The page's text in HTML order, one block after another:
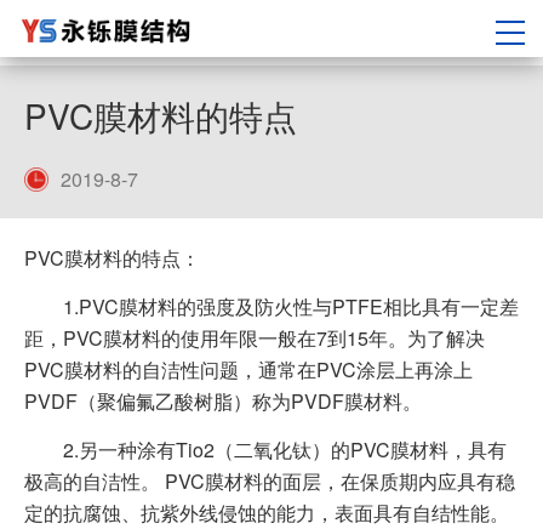
PVC膜材料的特点
2019-8-7
PVC膜材料的特点：
1.PVC膜材料的强度及防火性与PTFE相比具有一定差
距，PVC膜材料的使用年限一般在7到15年。为了解决
PVC膜材料的自洁性问题，通常在PVC涂层上再涂上
PVDF（聚偏氟乙酸树脂）称为PVDF膜材料。
2.另一种涂有Tio2（二氧化钛）的PVC膜材料，具有
极高的自洁性。 PVC膜材料的面层，在保质期内应具有稳
定的抗腐蚀、抗紫外线侵蚀的能力，表面具有自结性能。